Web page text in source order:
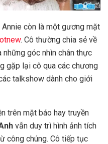
còn là một gương mặt
. Cô thường chia sẻ về
những góc nhìn chân thực
gặp lại cô qua các chương
talkshow dành cho giới
trên mặt báo hay truyền
vẫn duy trì hình ảnh tích
công chúng. Cô tiếp tục